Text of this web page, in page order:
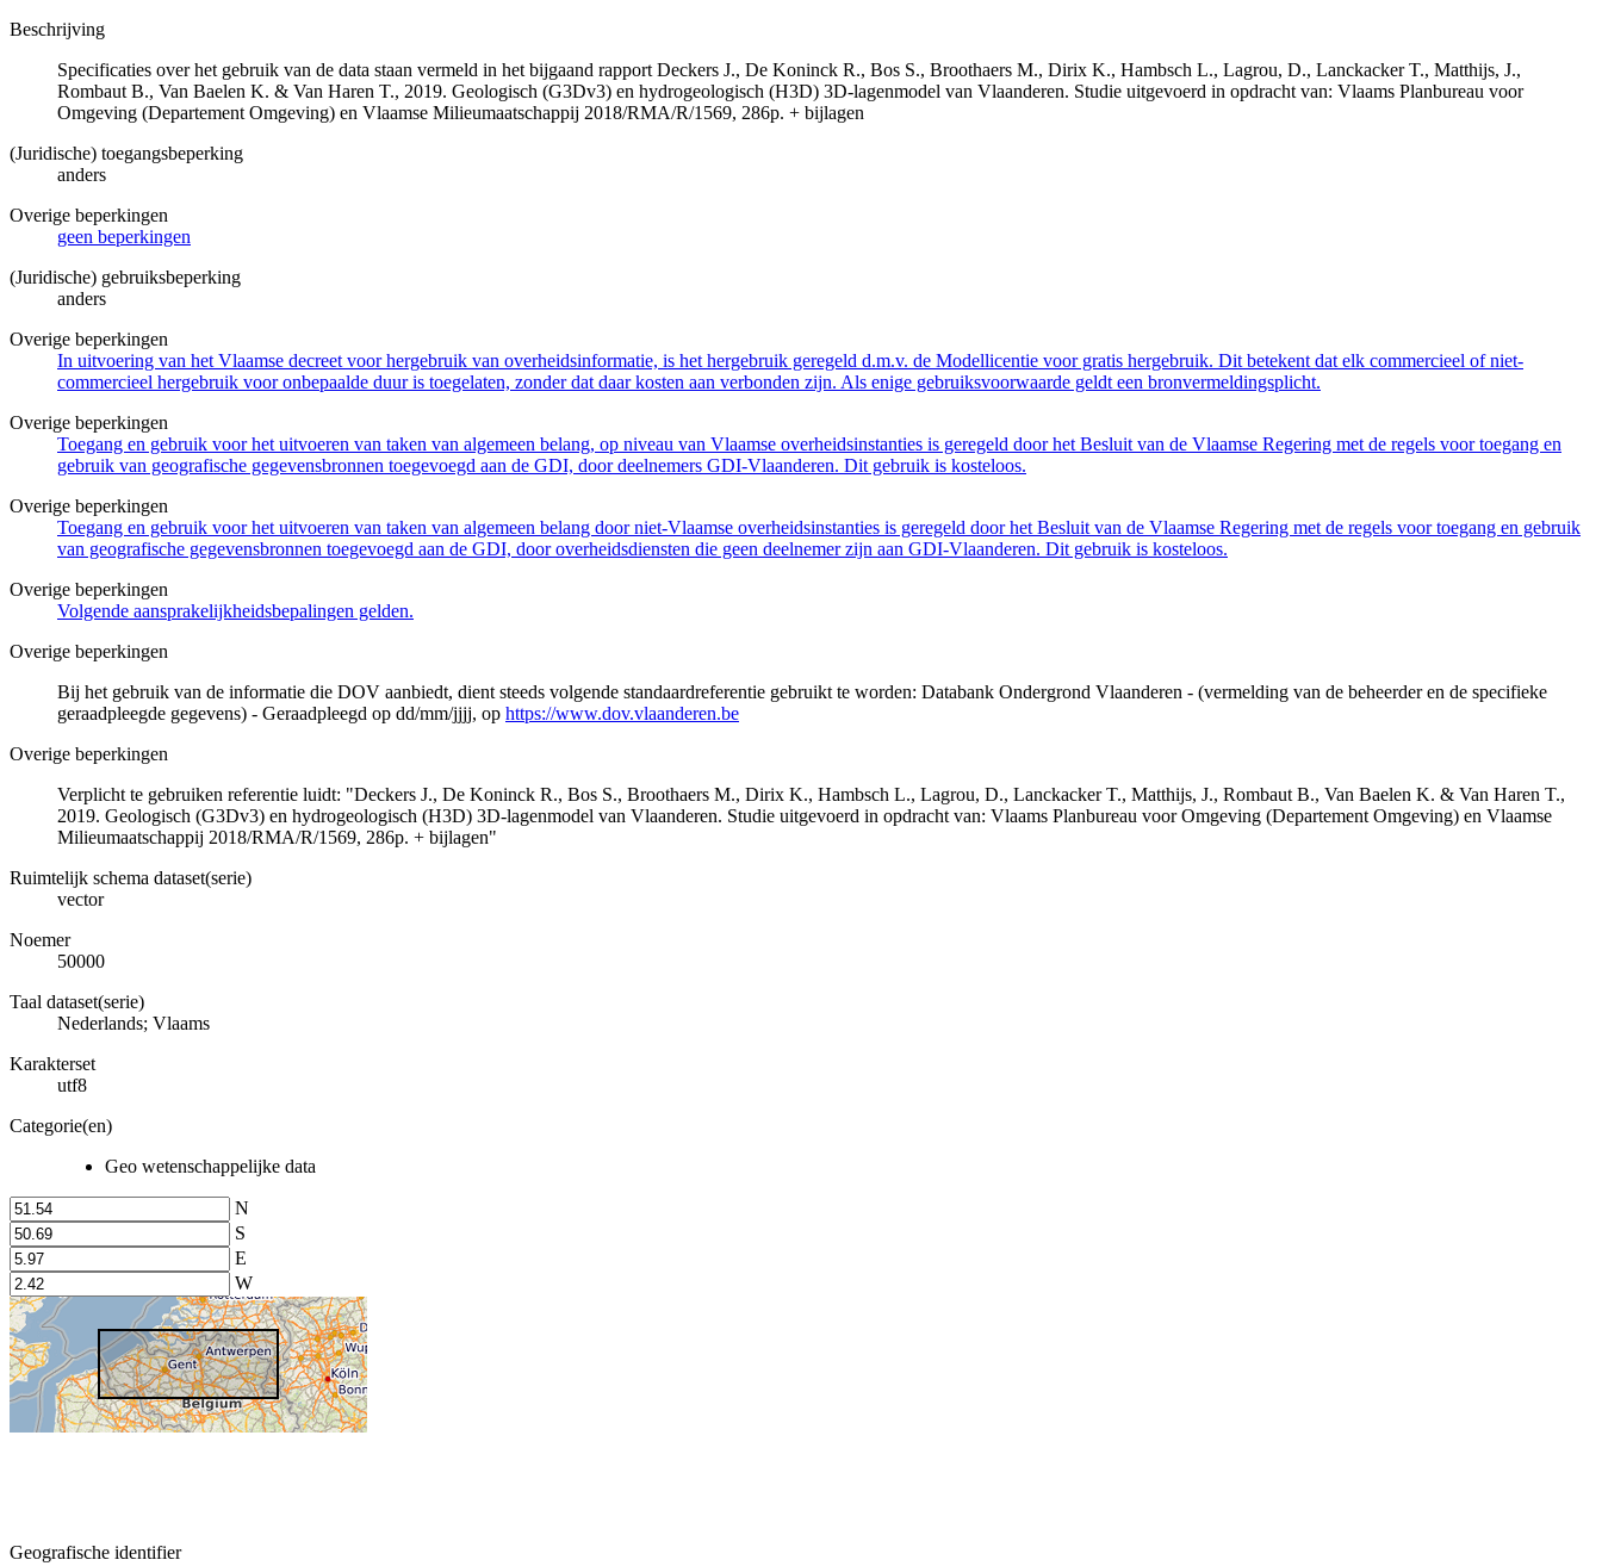
Beschrijving
Specificaties over het gebruik van de data staan vermeld in het bijgaand rapport Deckers J., De Koninck R., Bos S., Broothaers M., Dirix K., Hambsch L., Lagrou, D., Lanckacker T., Matthijs, J.,
Rombaut B., Van Baelen K. & Van Haren T., 2019. Geologisch (G3Dv3) en hydrogeologisch (H3D) 3D-lagenmodel van Vlaanderen. Studie uitgevoerd in opdracht van: Vlaams Planbureau voor
Omgeving (Departement Omgeving) en Vlaamse Milieumaatschappij 2018/RMA/R/1569, 286p. + bijlagen
(Juridische) toegangsbeperking
anders
Overige beperkingen
geen beperkingen
(Juridische) gebruiksbeperking
anders
Overige beperkingen
In uitvoering van het Vlaamse decreet voor hergebruik van overheidsinformatie, is het hergebruik geregeld d.m.v. de Modellicentie voor gratis hergebruik. Dit betekent dat elk commercieel of niet-
commercieel hergebruik voor onbepaalde duur is toegelaten, zonder dat daar kosten aan verbonden zijn. Als enige gebruiksvoorwaarde geldt een bronvermeldingsplicht.
Overige beperkingen
Toegang en gebruik voor het uitvoeren van taken van algemeen belang, op niveau van Vlaamse overheidsinstanties is geregeld door het Besluit van de Vlaamse Regering met de regels voor toegang en
gebruik van geografische gegevensbronnen toegevoegd aan de GDI, door deelnemers GDI-Vlaanderen. Dit gebruik is kosteloos.
Overige beperkingen
Toegang en gebruik voor het uitvoeren van taken van algemeen belang door niet-Vlaamse overheidsinstanties is geregeld door het Besluit van de Vlaamse Regering met de regels voor toegang en gebruik
van geografische gegevensbronnen toegevoegd aan de GDI, door overheidsdiensten die geen deelnemer zijn aan GDI-Vlaanderen. Dit gebruik is kosteloos.
Overige beperkingen
Volgende aansprakelijkheidsbepalingen gelden.
Overige beperkingen
Bij het gebruik van de informatie die DOV aanbiedt, dient steeds volgende standaardreferentie gebruikt te worden: Databank Ondergrond Vlaanderen - (vermelding van de beheerder en de specifieke
geraadpleegde gegevens) - Geraadpleegd op dd/mm/jjjj, op https://www.dov.vlaanderen.be
Overige beperkingen
Verplicht te gebruiken referentie luidt: "Deckers J., De Koninck R., Bos S., Broothaers M., Dirix K., Hambsch L., Lagrou, D., Lanckacker T., Matthijs, J., Rombaut B., Van Baelen K. & Van Haren T.,
2019. Geologisch (G3Dv3) en hydrogeologisch (H3D) 3D-lagenmodel van Vlaanderen. Studie uitgevoerd in opdracht van: Vlaams Planbureau voor Omgeving (Departement Omgeving) en Vlaamse
Milieumaatschappij 2018/RMA/R/1569, 286p. + bijlagen"
Ruimtelijk schema dataset(serie)
vector
Noemer
50000
Taal dataset(serie)
Nederlands; Vlaams
Karakterset
utf8
Categorie(en)
Geo wetenschappelijke data
N
S
E
W
Geografische identifier